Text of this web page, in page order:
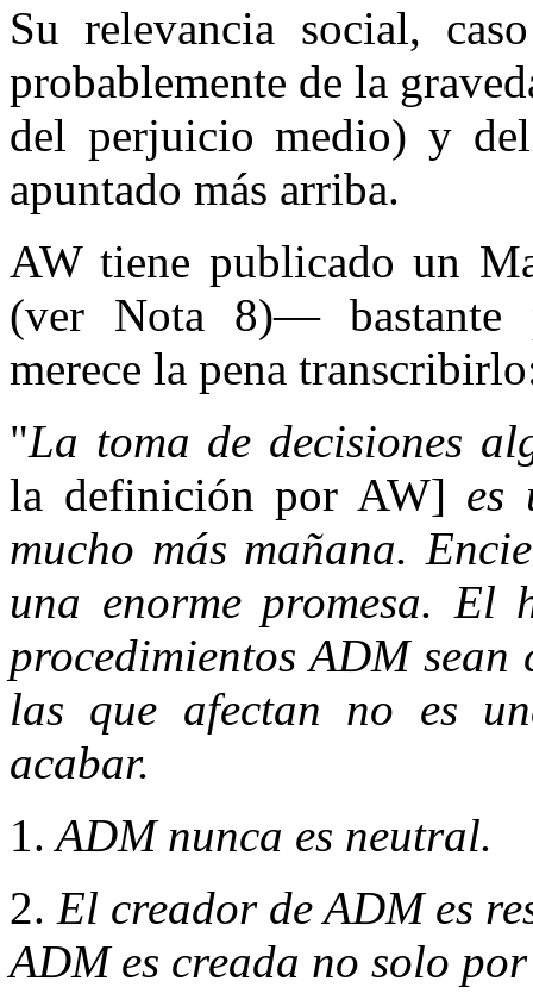
Su relevancia social,
probablemente de la
del perjuicio medio) y
apuntado más arriba.
AW tiene publicado un
(ver Nota 8)— bastante
merece la pena
"La toma de decisiones
la definición por AW] es
mucho más mañana.
una enorme promesa. El
procedimientos ADM
las que afectan no es
acabar.
1. ADM nunca es neutral.
2. El creador de ADM es
ADM es creada no solo